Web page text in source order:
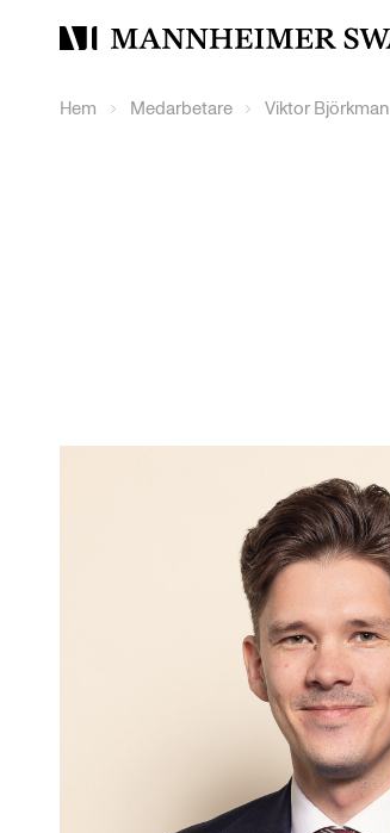
Mannheimer
Hem Medarbetare Viktor Björkman